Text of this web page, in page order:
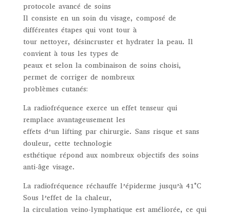
protocole avancé de soins
Il consiste en un soin du visage, composé de
différentes étapes qui vont tour à
tour nettoyer, désincruster et hydrater la peau. Il
convient à tous les types de
peaux et selon la combinaison de soins choisi,
permet de corriger de nombreux
problèmes cutanés:
La radiofréquence exerce un effet tenseur qui
remplace avantageusement les
effets d’un lifting par chirurgie. Sans risque et sans
douleur, cette technologie
esthétique répond aux nombreux objectifs des soins
anti-âge visage.
La radiofréquence réchauffe l’épiderme jusqu’à 41°C
Sous l’effet de la chaleur,
la circulation veino-lymphatique est améliorée, ce qui